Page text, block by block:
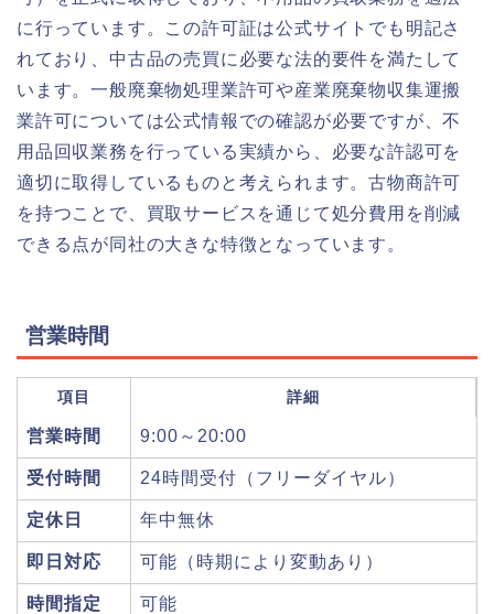
に行っています。この許可証は公式サイトでも明記さ
れており、中古品の売買に必要な法的要件を満たして
います。一般廃棄物処理業許可や産業廃棄物収集運搬
業許可については公式情報での確認が必要ですが、不
用品回収業務を行っている実績から、必要な許認可を
適切に取得しているものと考えられます。古物商許可
を持つことで、買取サービスを通じて処分費用を削減
できる点が同社の大きな特徴となっています。
営業時間
項目 詳細
営業時間 9:00～20:00
受付時間 24時間受付（フリーダイヤル）
定休日 年中無休
即日対応 可能（時期により変動あり）
時間指定 可能